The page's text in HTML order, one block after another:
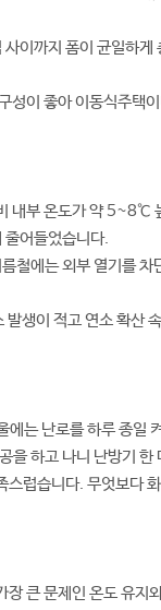
이까지 폼이 균일하게
성이 좋아 이동식주택
내부 온도가 약 5~8℃
줄어들었습니다.
철에는 외부 열기를 차
발생이 적고 연소 확산 속
에는 난로를 하루 종일
을 하고 나니 난방기 한
스럽습니다. 무엇보다 화
장 큰 문제인 온도 유지